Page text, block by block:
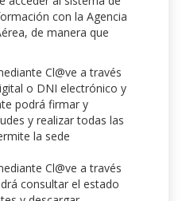
con la Agencia
de manera que
Cl@ve a través
o DNI electrónico y
podrá firmar y
y realizar todas las
la sede
Cl@ve a través
consultar el estado